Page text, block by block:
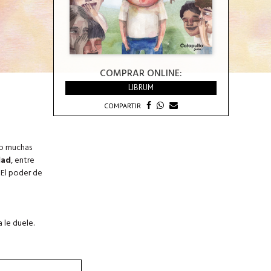
COMPRAR ONLINE:
LIBRUM
COMPARTIR
muchas
, entre
poder de
le duele.